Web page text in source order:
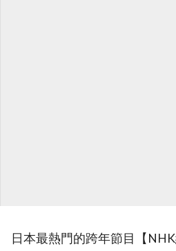
日本最熱門的跨年節目【NHK